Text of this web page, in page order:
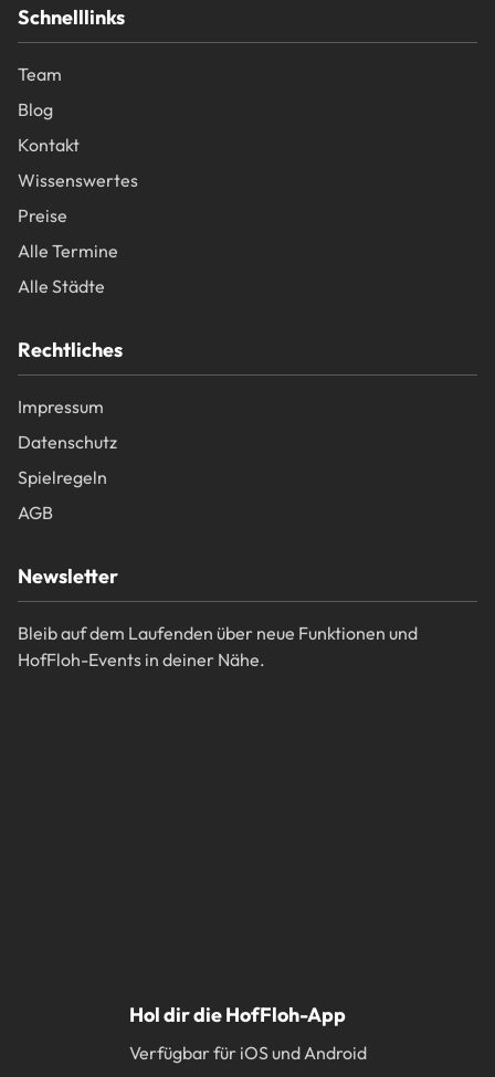
Schnelllinks
Team
Blog
Kontakt
Wissenswertes
Preise
Alle Termine
Alle Städte
Rechtliches
Impressum
Datenschutz
Spielregeln
AGB
Newsletter
Bleib auf dem Laufenden über neue Funktionen und
HofFloh-Events in deiner Nähe.
Hol dir die HofFloh-App
Verfügbar für iOS und Android